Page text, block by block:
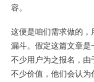
容。
这便是咱们需求做的
漏斗。假定这篇文章
不少用户为之报名，由
不少价值，他们会认为